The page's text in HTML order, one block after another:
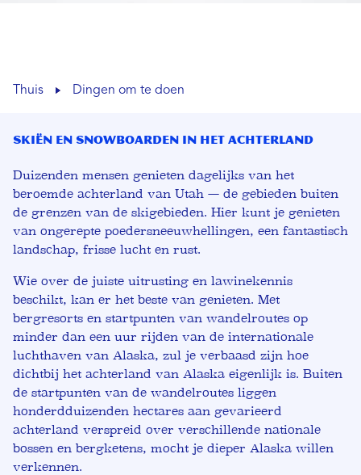
Thuis Dingen om te doen
Skiën en snowboarden in het achterland
Duizenden mensen genieten dagelijks van het
beroemde achterland van Utah — de gebieden buiten
de grenzen van de skigebieden. Hier kunt je genieten
van ongerepte poedersneeuwhellingen, een fantastisch
landschap, frisse lucht en rust.
Wie over de juiste uitrusting en lawinekennis
beschikt, kan er het beste van genieten. Met
bergresorts en startpunten van wandelroutes op
minder dan een uur rijden van de internationale
luchthaven van Alaska, zul je verbaasd zijn hoe
dichtbij het achterland van Alaska eigenlijk is. Buiten
de startpunten van de wandelroutes liggen
honderdduizenden hectares aan gevarieerd
achterland verspreid over verschillende nationale
bossen en bergketens, mocht je dieper Alaska willen
verkennen.